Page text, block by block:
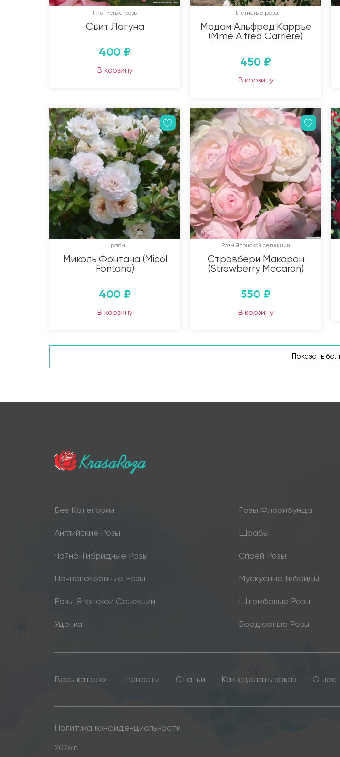
Плетистые розы
Свит Лагуна
400 ₽
В корзину
Плетистые розы
Мадам Альфред Каррье
(Mme Alfred Carriere)
450 ₽
В корзину
Шрабы
Миколь Фонтана (Micol
Fontana)
400 ₽
В корзину
Розы Японской селекции
Стровбери Макарон
(Strawberry Macaron)
550 ₽
В корзину
Показать
Без Категории Розы Флорибунда
Английские Розы Шрабы
Чайно-Гибридные Розы Спрей Розы
Почвопокровные Розы Мускусные Гибриды
Розы Японской Селекции Штамбовые Розы
Уценка Бордюрные Розы
Весь каталог Новости Статьи Как сделать заказ О нас
Политика конфиденциальности
2026 г.